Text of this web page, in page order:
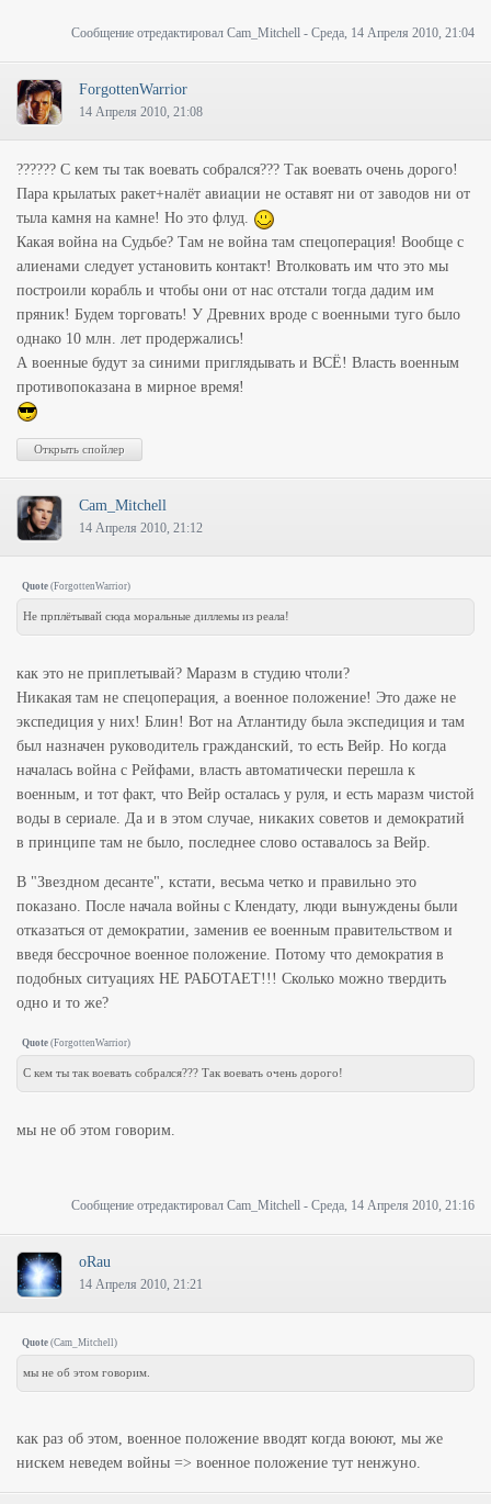
Сообщение отредактировал Cam_Mitchell - Среда, 14 Апреля 2010, 21:04
ForgottenWarrior
14 Апреля 2010, 21:08
?????? С кем ты так воевать собрался??? Так воевать очень дорого!
Пара крылатых ракет+налёт авиации не оставят ни от заводов ни от
тыла камня на камне! Но это флуд.
Какая война на Судьбе? Там не война там спецоперация! Вообще с
алиенами следует установить контакт! Втолковать им что это мы
построили корабль и чтобы они от нас отстали тогда дадим им
пряник! Будем торговать! У Древних вроде с военными туго было
однако 10 млн. лет продержались!
А военные будут за синими приглядывать и ВСЁ! Власть военным
противопоказана в мирное время!
Cam_Mitchell
14 Апреля 2010, 21:12
Quote (ForgottenWarrior)
Не прплётывай сюда моральные диллемы из реала!
как это не приплетывай? Маразм в студию чтоли?
Никакая там не спецоперация, а военное положение! Это даже не
экспедиция у них! Блин! Вот на Атлантиду была экспедиция и там
был назначен руководитель гражданский, то есть Вейр. Но когда
началась война с Рейфами, власть автоматически перешла к
военным, и тот факт, что Вейр осталась у руля, и есть маразм чистой
воды в сериале. Да и в этом случае, никаких советов и демократий
в принципе там не было, последнее слово оставалось за Вейр.
В "Звездном десанте", кстати, весьма четко и правильно это
показано. После начала войны с Клендату, люди вынуждены были
отказаться от демократии, заменив ее военным правительством и
введя бессрочное военное положение. Потому что демократия в
подобных ситуациях НЕ РАБОТАЕТ!!! Сколько можно твердить
одно и то же?
Quote (ForgottenWarrior)
С кем ты так воевать собрался??? Так воевать очень дорого!
мы не об этом говорим.
Сообщение отредактировал Cam_Mitchell - Среда, 14 Апреля 2010, 21:16
oRau
14 Апреля 2010, 21:21
Quote (Cam_Mitchell)
мы не об этом говорим.
как раз об этом, военное положение вводят когда воюют, мы же
нискем неведем войны => военное положение тут ненжуно.